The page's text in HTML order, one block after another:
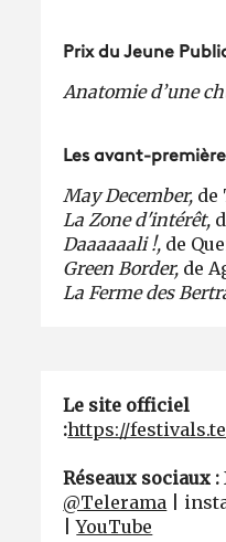
Prix du Jeune
Anatomie d’une
Les avant-
May December, de
La Zone d'intérêt,
Daaaaaali !, de
Green Border, de
La Ferme des
Le site officiel
:https://
Réseaux sociaux :
@Telerama |
|YouTube